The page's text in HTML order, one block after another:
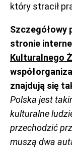
który stracił
Szczegółowy
stronie
Kulturalnego
znajdują się
Polska jest
kulturalne
przechodzić
muszą dwa